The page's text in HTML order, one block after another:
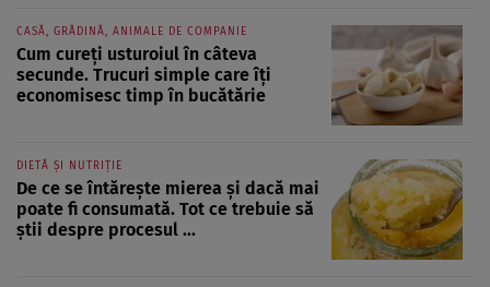
CASĂ, GRĂDINĂ, ANIMALE DE COMPANIE
Cum cureți usturoiul în câteva
secunde. Trucuri simple care îți
economisesc timp în bucătărie
DIETĂ ȘI NUTRIȚIE
De ce se întărește mierea și dacă mai
poate fi consumată. Tot ce trebuie să
știi despre procesul ...